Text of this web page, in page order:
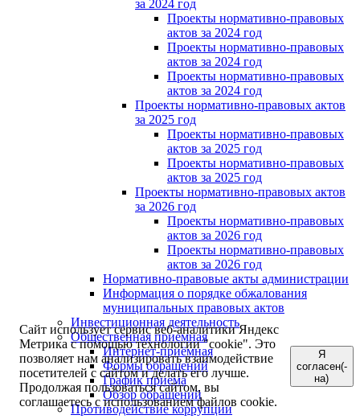
за 2024 год
Проекты нормативно-правовых
актов за 2024 год
Проекты нормативно-правовых
актов за 2024 год
Проекты нормативно-правовых
актов за 2024 год
Проекты нормативно-правовых актов
за 2025 год
Проекты нормативно-правовых
актов за 2025 год
Проекты нормативно-правовых
актов за 2025 год
Проекты нормативно-правовых актов
за 2026 год
Проекты нормативно-правовых
актов за 2026 год
Проекты нормативно-правовых
актов за 2026 год
Нормативно-правовые акты администрации
Информация о порядке обжалования
муниципальных правовых актов
Инвестиционная деятельность
Общественная приемная
Интернет-приёмная
Формы обращений
График приема
Обзор обращений
Противодействие коррупции
Сайт использует сервис веб-аналитики Яндекс
Метрика с помощью технологии "cookie". Это
позволяет нам анализировать взаимодействие
посетителей с сайтом и делать его лучше.
Продолжая пользоваться сайтом, вы
соглашаетесь с использованием файлов cookie.
Я
согласен(-
на)